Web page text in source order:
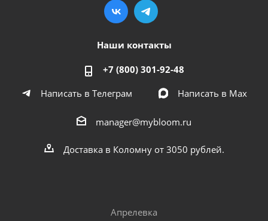
Наши контакты
+7 (800) 301-92-48
Написать в Телеграм
Написать в Мах
manager@mybloom.ru
Доставка в Коломну от 3050 рублей.
Апрелевка